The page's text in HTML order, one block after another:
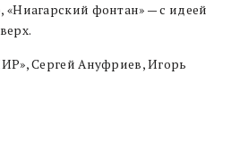
фонтан» — с идеей
Сергей Ануфриев, Игорь